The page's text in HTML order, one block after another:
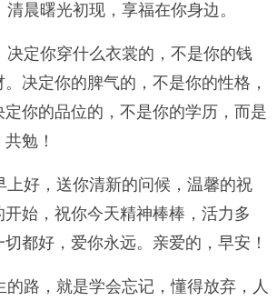
清晨曙光初现，享福在你身边。
决定你穿什么衣裳的，不是你的钱
决定你的脾气的，不是你的性格，
你的品位的，不是你的学历，而是
勉！
上好，送你清新的问候，温馨的祝
始，祝你今天精神棒棒，活力多
都好，爱你永远。亲爱的，早安！
的路，就是学会忘记，懂得放弃，人